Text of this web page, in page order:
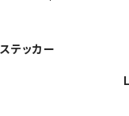
ステッカー